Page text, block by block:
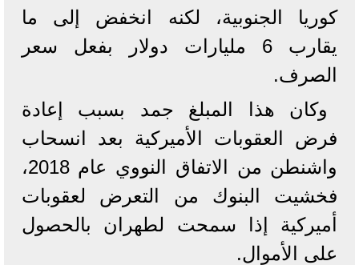
كوريا الجنوبية، لكنه انخفض إلى ما
يقارب 6 مليارات دولار بفعل سعر
الصرف.
وكان هذا المبلغ جمد بسبب إعادة
فرض العقوبات الأميركية بعد انسحاب
واشنطن من الاتفاق النووي عام 2018،
فخشيت البنوك من التعرض لعقوبات
أميركية إذا سمحت لطهران بالحصول
على الأموال.